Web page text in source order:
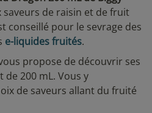
saveurs de raisin et de fruit
conseillé pour le sevrage des
e-liquides fruités.
propose de découvrir ses
200 mL. Vous y
de saveurs allant du fruité